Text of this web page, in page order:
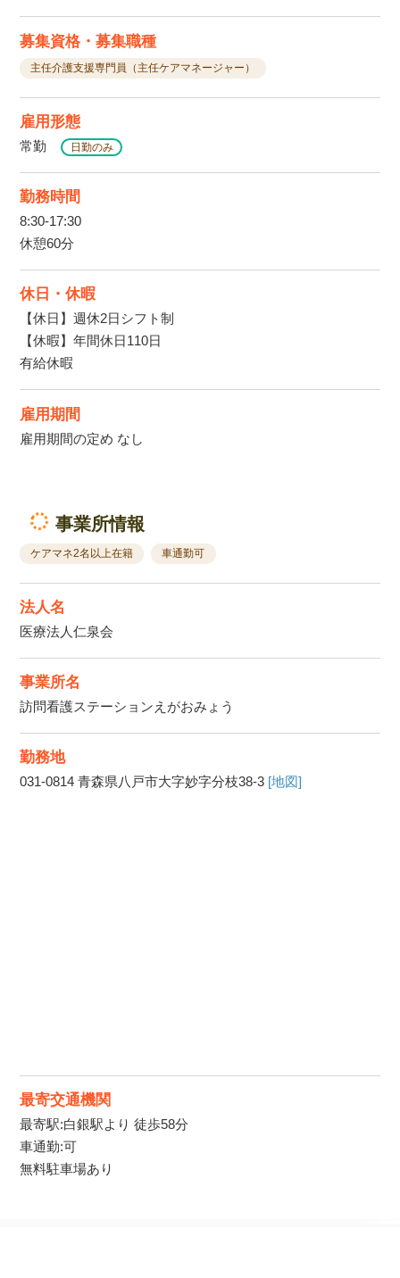
募集資格・募集職種
主任介護支援専門員（主任ケアマネージャー）
雇用形態
常勤 日勤のみ
勤務時間
8:30-17:30
休憩60分
休日・休暇
【休日】週休2日シフト制
【休暇】年間休日110日
有給休暇
雇用期間
雇用期間の定め なし
事業所情報
ケアマネ2名以上在籍 車通勤可
法人名
医療法人仁泉会
事業所名
訪問看護ステーションえがおみょう
勤務地
031-0814 青森県八戸市大字妙字分枝38-3 [地図]
最寄交通機関
最寄駅:白銀駅より 徒歩58分
車通勤:可
無料駐車場あり